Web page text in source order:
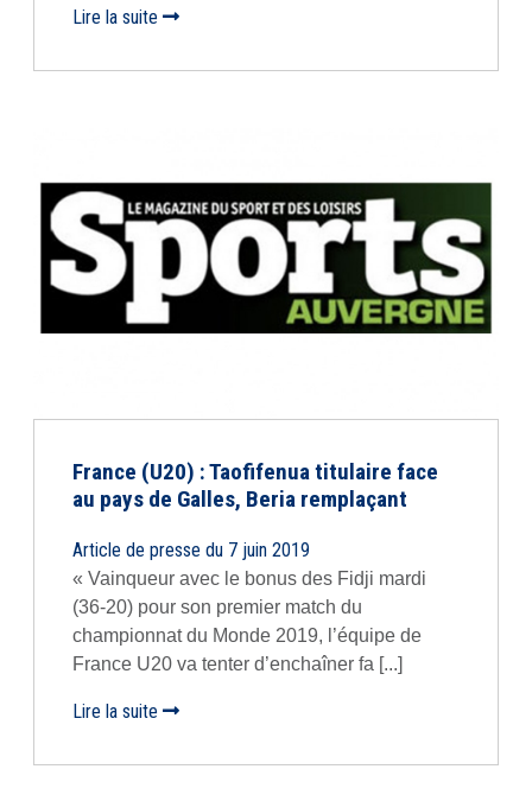
Lire la suite
France (U20) : Taofifenua titulaire face
au pays de Galles, Beria remplaçant
Article de presse du 7 juin 2019
« Vainqueur avec le bonus des Fidji mardi
(36-20) pour son premier match du
championnat du Monde 2019, l’équipe de
France U20 va tenter d’enchaîner fa [...]
Lire la suite